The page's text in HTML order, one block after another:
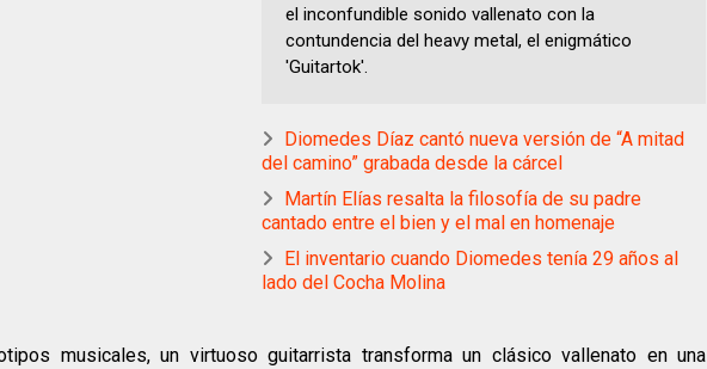
el inconfundible sonido vallenato con la
contundencia del heavy metal, el enigmático
'Guitartok'.
Diomedes Díaz cantó nueva versión de “A mitad
del camino” grabada desde la cárcel
Martín Elías resalta la filosofía de su padre
cantado entre el bien y el mal en homenaje
El inventario cuando Diomedes tenía 29 años al
lado del Cocha Molina
musicales, un virtuoso guitarrista transforma un clásico vallenato en una